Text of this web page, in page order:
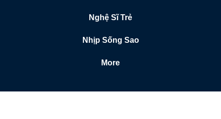
Nghệ Sĩ Trẻ
Nhịp Sống Sao
More